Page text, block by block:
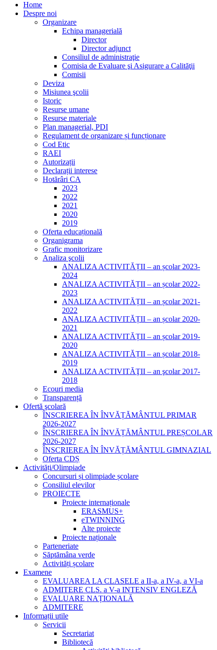
Home
Despre noi
Organizare
Echipa managerială
Director
Director adjunct
Consiliul de administraţie
Comisia de Evaluare şi Asigurare a Calităţii
Comisii
Deviza
Misiunea şcolii
Istoric
Resurse umane
Resurse materiale
Plan managerial, PDI
Regulament de organizare și funcționare
Cod Etic
RAEI
Autorizații
Declarații interese
Hotărâri CA
2023
2022
2021
2020
2019
Oferta educațională
Organigrama
Grafic monitorizare
Analiza şcolii
ANALIZA ACTIVITĂȚII – an școlar 2023-
2024
ANALIZA ACTIVITĂȚII – an școlar 2022-
2023
ANALIZA ACTIVITĂȚII – an școlar 2021-
2022
ANALIZA ACTIVITĂȚII – an școlar 2020-
2021
ANALIZA ACTIVITĂȚII – an școlar 2019-
2020
ANALIZA ACTIVITĂȚII – an școlar 2018-
2019
ANALIZA ACTIVITĂŢII – an şcolar 2017-
2018
Ecouri media
Transparență
Ofertă şcolară
ÎNSCRIEREA ÎN ÎNVĂȚĂMÂNTUL PRIMAR
2026-2027
ÎNSCRIEREA ÎN ÎNVĂȚĂMÂNTUL PREȘCOLAR
2026-2027
ÎNSCRIEREA ÎN ÎNVĂȚĂMÂNTUL GIMNAZIAL
Oferta CDȘ
Activități/Olimpiade
Concursuri și olimpiade școlare
Consiliul elevilor
PROIECTE
Proiecte internaționale
ERASMUS+
eTWINNING
Alte proiecte
Proiecte naționale
Parteneriate
Săptămâna verde
Activități școlare
Examene
EVALUAREA LA CLASELE a II-a, a IV-a, a VI-a
ADMITERE CLS. a V-a INTENSIV ENGLEZĂ
EVALUARE NAȚIONALĂ
ADMITERE
Informații utile
Servicii
Secretariat
Bibliotecă